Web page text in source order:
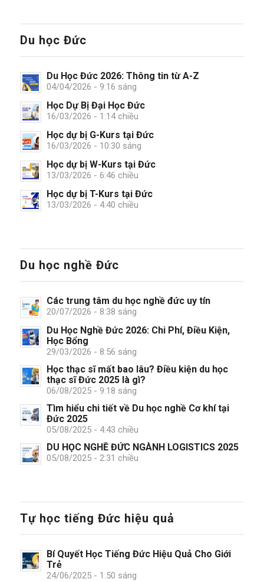
Du học Đức
Du Học Đức 2026: Thông tin từ A-Z
04/04/2026 - 9:16 sáng
Học Dự Bị Đại Học Đức
16/03/2026 - 1:14 chiều
Học dự bị G-Kurs tại Đức
16/03/2026 - 10:30 sáng
Học dự bị W-Kurs tại Đức
13/03/2026 - 6:46 chiều
Học dự bị T-Kurs tại Đức
13/03/2026 - 4:40 chiều
Du học nghề Đức
Các trung tâm du học nghề đức uy tín
20/07/2026 - 8:38 sáng
Du Học Nghề Đức 2026: Chi Phí, Điều Kiện,
Học Bổng
29/03/2026 - 8:56 sáng
Học thạc sĩ mất bao lâu? Điều kiện du học
thạc sĩ Đức 2025 là gì?
06/08/2025 - 9:18 sáng
Tìm hiểu chi tiết về Du học nghề Cơ khí tại
Đức 2025
05/08/2025 - 4:43 chiều
DU HỌC NGHỀ ĐỨC NGÀNH LOGISTICS 2025
05/08/2025 - 2:31 chiều
Tự học tiếng Đức hiệu quả
Bí Quyết Học Tiếng Đức Hiệu Quả Cho Giới
Trẻ
24/06/2025 - 1:50 sáng